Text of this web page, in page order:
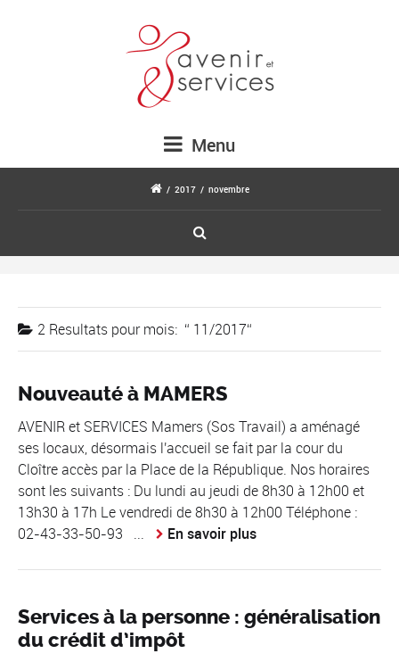
Menu
/ 2017 / novembre
2 Resultats pourmois: 11/2017
Nouveauté à MAMERS
AVENIR et SERVICES Mamers (Sos Travail) a aménagé
ses locaux, désormais l'accueil se fait par la cour du
Cloître accès par la Place de la République. Nos horaires
sont les suivants : Du lundi au jeudi de 8h30 à 12h00 et
13h30 à 17h Le vendredi de 8h30 à 12h00 Téléphone :
02-43-33-50-93 ...
En savoir plus
Services à la personne : généralisation
du crédit d’impôt